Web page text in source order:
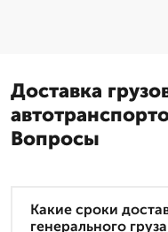
Доставка
Вопросы
Какие сроки
генерального